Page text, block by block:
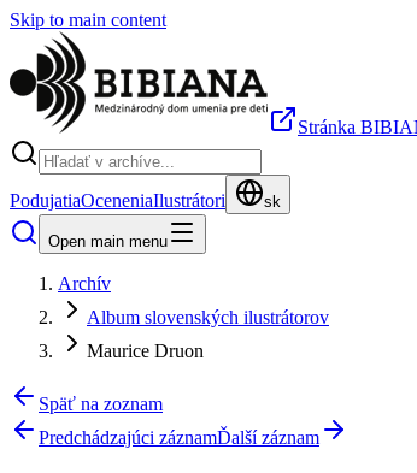
Skip to main content
Stránka
PodujatiaOceneniaIlustrátori sk
Open main menu
Archív
Album slovenských ilustrátorov
Maurice Druon
Späť na zoznam
Predchádzajúci záznamĎalší záznam